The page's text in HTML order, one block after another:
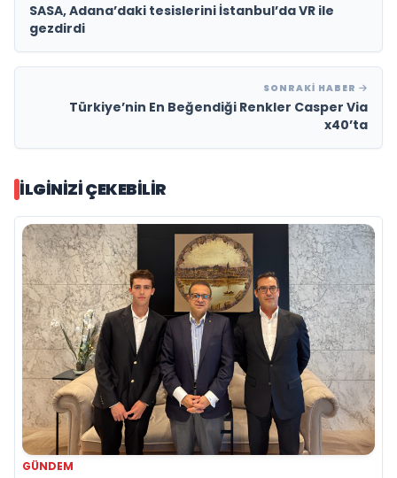
SASA, Adana’daki tesislerini İstanbul’da VR ile
gezdirdi
SONRAKI HABER
Türkiye’nin En Beğendiği Renkler Casper Via
x40’ta
İLGINIZI ÇEKEBILIR
GÜNDEM